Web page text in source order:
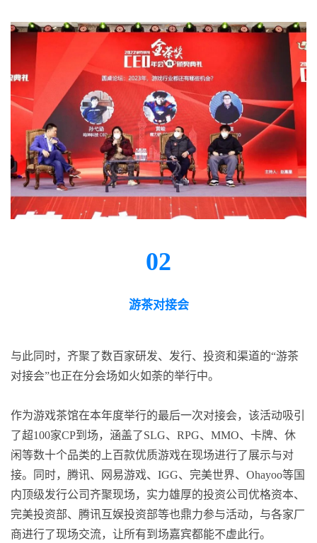
02
游茶对接会
与此同时，齐聚了数百家研发、发行、投资和渠道的“游茶
对接会”也正在分会场如火如荼的举行中。
作为游戏茶馆在本年度举行的最后一次对接会，该活动吸引
了超100家CP到场，涵盖了SLG、RPG、MMO、卡牌、休
闲等数十个品类的上百款优质游戏在现场进行了展示与对
接。同时，腾讯、网易游戏、IGG、完美世界、Ohayoo等国
内顶级发行公司齐聚现场，实力雄厚的投资公司优格资本、
完美投资部、腾讯互娱投资部等也鼎力参与活动，与各家厂
商进行了现场交流，让所有到场嘉宾都能不虚此行。